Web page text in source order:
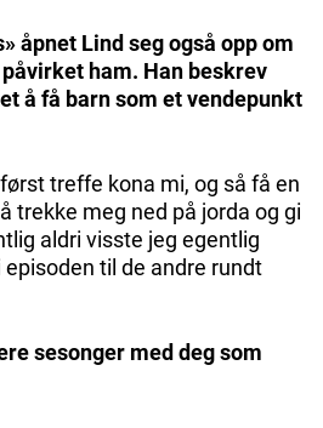
åpnet Lind seg også opp om
ham. Han beskrev
å få barn som et vendepunkt
treffe kona mi, og så få en
trekke meg ned på jorda og gi
aldri visste jeg egentlig
til de andre rundt
sesonger med deg som